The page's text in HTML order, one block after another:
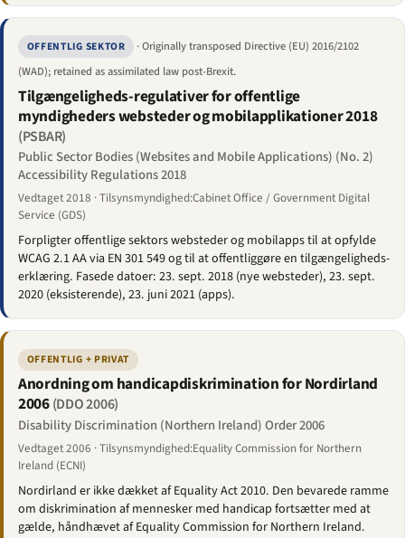
OFFENTLIG SEKTOR
· Originally transposed Directive (EU) 2016/2102
(WAD); retained as assimilated law post-Brexit.
Tilgængeligheds-regulativer for offentlige
myndigheders websteder og mobilapplikationer 2018
(PSBAR)
Public Sector Bodies (Websites and Mobile Applications) (No. 2)
Accessibility Regulations 2018
Vedtaget 2018 · Tilsynsmyndighed:Cabinet Office / Government Digital
Service (GDS)
Forpligter offentlige sektors websteder og mobilapps til at opfylde
WCAG 2.1 AA via EN 301 549 og til at offentliggøre en tilgængeligheds-
erklæring. Fasede datoer: 23. sept. 2018 (nye websteder), 23. sept.
2020 (eksisterende), 23. juni 2021 (apps).
OFFENTLIG + PRIVAT
Anordning om handicapdiskrimination for Nordirland
2006(DDO 2006)
Disability Discrimination (Northern Ireland) Order 2006
Vedtaget 2006 · Tilsynsmyndighed:Equality Commission for Northern
Ireland (ECNI)
Nordirland er ikke dækket af Equality Act 2010. Den bevarede ramme
om diskrimination af mennesker med handicap fortsætter med at
gælde, håndhævet af Equality Commission for Northern Ireland.